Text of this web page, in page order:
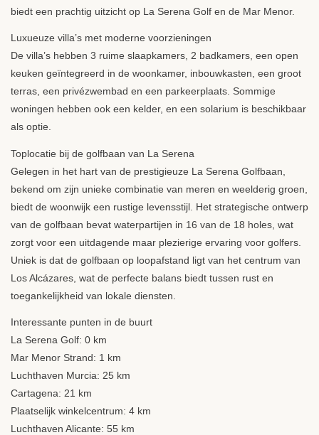
biedt een prachtig uitzicht op La Serena Golf en de Mar Menor.
Luxueuze villa’s met moderne voorzieningen
De villa’s hebben 3 ruime slaapkamers, 2 badkamers, een open
keuken geïntegreerd in de woonkamer, inbouwkasten, een groot
terras, een privézwembad en een parkeerplaats. Sommige
woningen hebben ook een kelder, en een solarium is beschikbaar
als optie.
Toplocatie bij de golfbaan van La Serena
Gelegen in het hart van de prestigieuze La Serena Golfbaan,
bekend om zijn unieke combinatie van meren en weelderig groen,
biedt de woonwijk een rustige levensstijl. Het strategische ontwerp
van de golfbaan bevat waterpartijen in 16 van de 18 holes, wat
zorgt voor een uitdagende maar plezierige ervaring voor golfers.
Uniek is dat de golfbaan op loopafstand ligt van het centrum van
Los Alcázares, wat de perfecte balans biedt tussen rust en
toegankelijkheid van lokale diensten.
Interessante punten in de buurt
La Serena Golf: 0 km
Mar Menor Strand: 1 km
Luchthaven Murcia: 25 km
Cartagena: 21 km
Plaatselijk winkelcentrum: 4 km
Luchthaven Alicante: 55 km